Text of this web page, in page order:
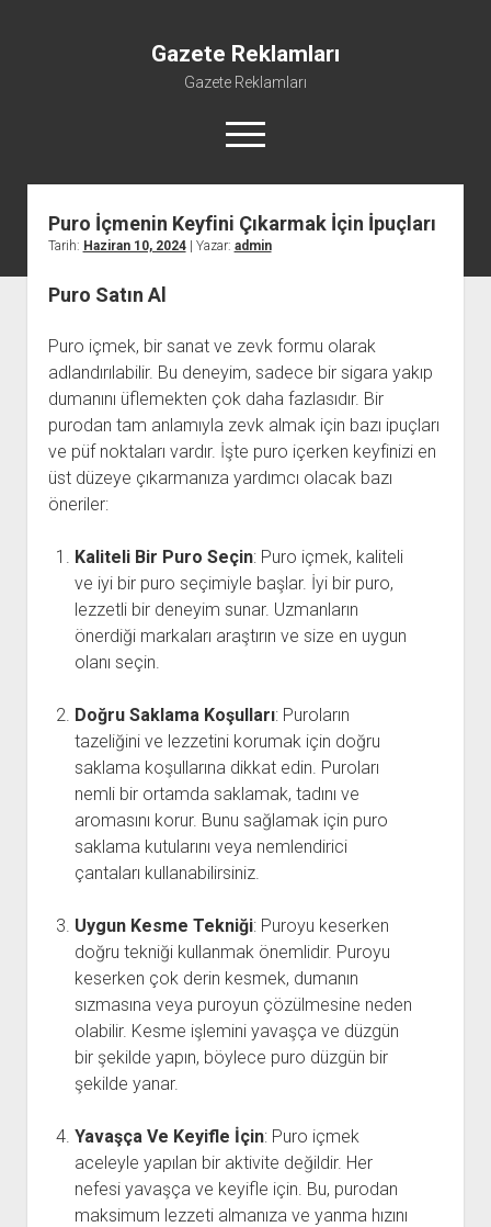
Gazete Reklamları
Gazete Reklamları
menüyü
aç
Puro İçmenin Keyfini Çıkarmak İçin İpuçları
Tarih: Haziran 10, 2024| Yazar: admin
Puro Satın Al
Puro içmek, bir sanat ve zevk formu olarak
adlandırılabilir. Bu deneyim, sadece bir sigara yakıp
dumanını üflemekten çok daha fazlasıdır. Bir
purodan tam anlamıyla zevk almak için bazı ipuçları
ve püf noktaları vardır. İşte puro içerken keyfinizi en
üst düzeye çıkarmanıza yardımcı olacak bazı
öneriler:
Kaliteli Bir Puro Seçin: Puro içmek, kaliteli
ve iyi bir puro seçimiyle başlar. İyi bir puro,
lezzetli bir deneyim sunar. Uzmanların
önerdiği markaları araştırın ve size en uygun
olanı seçin.
Doğru Saklama Koşulları: Puroların
tazeliğini ve lezzetini korumak için doğru
saklama koşullarına dikkat edin. Puroları
nemli bir ortamda saklamak, tadını ve
aromasını korur. Bunu sağlamak için puro
saklama kutularını veya nemlendirici
çantaları kullanabilirsiniz.
Uygun Kesme Tekniği: Puroyu keserken
doğru tekniği kullanmak önemlidir. Puroyu
keserken çok derin kesmek, dumanın
sızmasına veya puroyun çözülmesine neden
olabilir. Kesme işlemini yavaşça ve düzgün
bir şekilde yapın, böylece puro düzgün bir
şekilde yanar.
Yavaşça Ve Keyifle İçin: Puro içmek
aceleyle yapılan bir aktivite değildir. Her
nefesi yavaşça ve keyifle için. Bu, purodan
maksimum lezzeti almanıza ve yanma hızını